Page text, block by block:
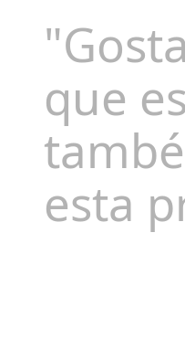
que
esta